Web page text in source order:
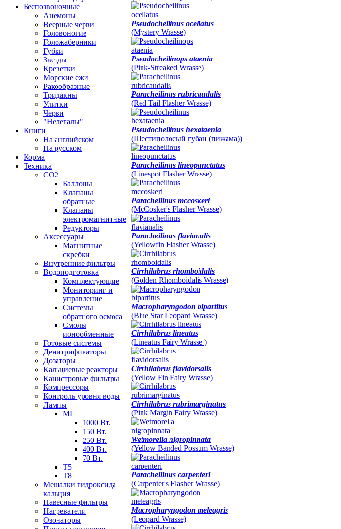
Беспозвоночные
Анемоны
Веерные черви
Головоногие
Голожаберники
Губки
Звезды
Креветки
Морские ежи
Ракообразные
Тридакны
Улитки
Черви
"Нелегалы"
Книги
На английском
На русском
Корма
Техника
CO2
Баллоны
Клапаны
обратные
Клапаны
электромагнитные
Редукторы
Аксессуары
Магнитные
скребки
Внутренние фильтры
Водоподготовка
Комплектующие
Мониторинг и
управление
Системы
обратного осмоса
Смолы
ионообменные
Готовые системы
Денитрификаторы
Дозаторы
Кальциевые реакторы
Канистровые фильтры
Компрессоры
Контроль уровня воды
Лампы
МГ
1000 Вт.
150 Вт.
250 Вт.
400 Вт.
70 Вт.
Т5
Т8
Мешалки гидроксида
кальция
Навесные фильтры
Нагреватели
Озонаторы
Pseudocheilinus ocellatus
(Mystery Wrasse)
Pseudocheilinops ataenia
(Pink-Streaked Wrasse)
Paracheilinus rubricaudalis
(Red Tail Flasher Wrasse)
Pseudocheilinus hexataenia
(Шестиполосый губан (пижама))
Paracheilinus lineopunctatus
(Linespot Flasher Wrasse)
Paracheilinus mccoskeri
(McCosker's Flasher Wrasse)
Paracheilinus flavianalis
(Yellowfin Flasher Wrasse)
Cirrhilabrus rhomboidalis
(Golden Rhomboidalis Wrasse)
Macropharyngodon bipartitus
(Blue Star Leopard Wrasse)
Cirrhilabrus lineatus
(Lineatus Fairy Wrasse )
Cirrhilabrus flavidorsalis
(Yellow Fin Fairy Wrasse)
Cirrhilabrus rubrimarginatus
(Pink Margin Fairy Wrasse)
Wetmorella nigropinnata
(Yellow Banded Possum Wrasse)
Paracheilinus carpenteri
(Carpenter's Flasher Wrasse)
Macropharyngodon meleagris
(Leopard Wrasse)